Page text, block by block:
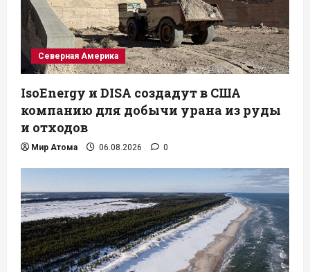
Северная Америка
IsoEnergy и DISA создадут в США
компанию для добычи урана из руды
и отходов
Мир Атома 06.08.2026 0